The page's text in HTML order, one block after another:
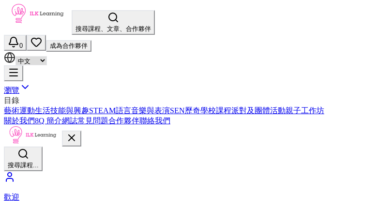
搜尋課程、文章、合作夥伴
0 成為合作夥伴
瀏覽
目錄
藝術運動生活技能與興趣STEAM語言音樂與表演SEN歷奇學校課程派對及團體活動親子工作坊
關於我們8Q 簡介網誌常見問題合作夥伴聯絡我們
搜尋課程...
歡迎